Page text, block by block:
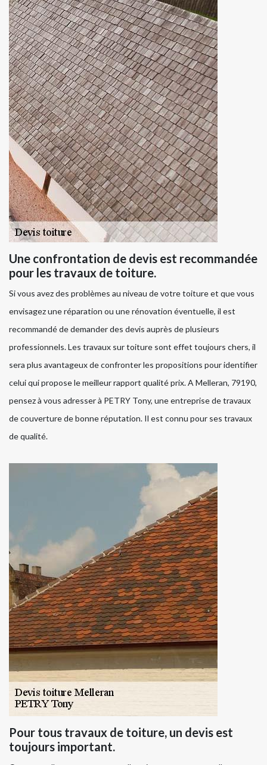
Une confrontation de devis est recommandée
pour les travaux de toiture.
Si vous avez des problèmes au niveau de votre toiture et que vous
envisagez une réparation ou une rénovation éventuelle, il est
recommandé de demander des devis auprès de plusieurs
professionnels. Les travaux sur toiture sont effet toujours chers, il
sera plus avantageux de confronter les propositions pour identifier
celui qui propose le meilleur rapport qualité prix. A Melleran, 79190,
pensez à vous adresser à PETRY Tony, une entreprise de travaux
de couverture de bonne réputation. Il est connu pour ses travaux
de qualité.
Pour tous travaux de toiture, un devis est
toujours important.